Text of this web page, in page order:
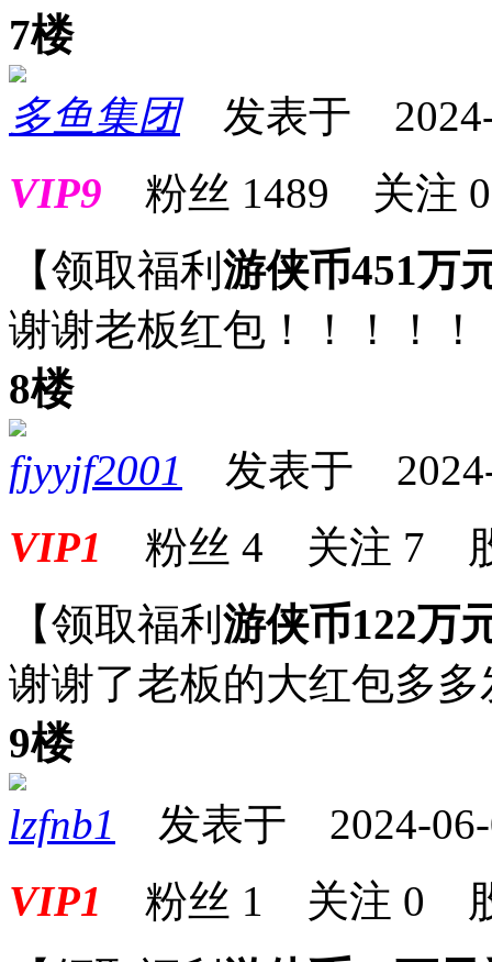
7楼
多鱼集团发表于 2024-
VIP9 粉丝 1489 关注 0
【领取福利 游侠币451万
谢谢老板红包！！！！！
8楼
fjyyjf2001
发表于 2024-
VIP1 粉丝 4 关注 7
【领取福利 游侠币122万
谢谢了老板的大红包多多
9楼
lzfnb1
发表于 2024-06-
VIP1 粉丝 1 关注 0